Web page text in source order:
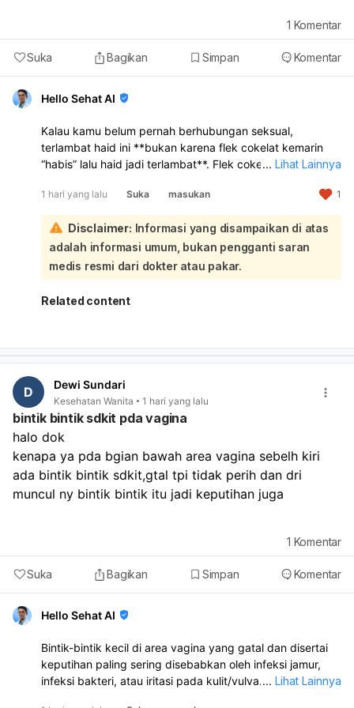
Suka Bagikan Simpan Komentar
1 Komentar
Hello Sehat AI
Kalau kamu belum pernah berhubungan seksual,
terlambat haid ini **bukan karena flek cokelat kemarin
“habis” lalu haid jadi terlambat**. Flek cokelat sebelum
kurang tidur, perubahan gaya hidup, atau siklus haid
yang memang sedang tidak teratur**. Jadi kemungkinan
besar flek itu hanya tanda hormon sedang berubah,
bukan penyebab langsung telat haid:
Makan pisang atau makanan tertentutidak terbukti
langsung menghentikan flek atau mempercepat haid.
Yang lebih mungkin berpengaruh adalah kondisi tubuh
hari, itu masih bisa termasuk variasi siklus yang normal.
Coba pantau dulu 1–2 minggu ke depan, jaga tidur
cukup, makan teratur, dan kurangi stres. Sebaiknya
periksa ke dokter kandungan atau dokter umum kalau:
haid tidak datang sampai lebih dari 1–2 minggu,
flek/pendarahan berulang terus,
ada nyeri perut hebat,
bau tidak sedap,
atau darah keluar sangat banyak.
... Lihat Lainnya
1 hari yang lalu Suka masukan 1
Disclaimer: Informasi yang disampaikan di atas
adalah informasi umum, bukan pengganti saran
medis resmi dari dokter atau pakar.
Related content
D Dewi Sundari
Kesehatan Wanita 1 hari yang lalu
bintik bintik sdkit pda vagina
halo dok
kenapa ya pda bgian bawah area vagina sebelh kiri
ada bintik bintik sdkit,gtal tpi tidak perih dan dri
muncul ny bintik bintik itu jadi keputihan juga
Suka Bagikan Simpan Komentar
1 Komentar
Hello Sehat AI
Bintik-bintik kecil di area vagina yang gatal dan disertai
keputihan paling sering disebabkan oleh infeksi jamur,
infeksi bakteri, atau iritasi pada kulit/vulva. Karena ada
... Lihat Lainnya